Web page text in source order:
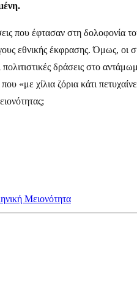
που έφτασαν στη
εθνικής έκφρασης. Όμως, οι
πολιτιστικές δράσεις στο
«με χίλια ζόρια κάτι
Μειονότητα